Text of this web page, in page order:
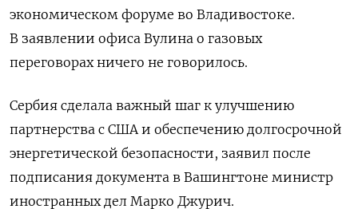
экономическом форуме во Владивостоке.
В заявлении офиса Вулина о газовых
переговорах ничего не говорилось.
Сербия сделала важный шаг к улучшению
партнерства с США и обеспечению долгосрочной
энергетической безопасности, заявил после
подписания документа в Вашингтоне министр
иностранных дел Марко Джурич.